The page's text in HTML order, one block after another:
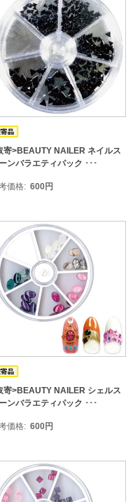
寄>BEAUTY NAILER ネイルス
ーンバラエティパック ･･･
価格 600円
寄>BEAUTY NAILER シェルス
ーンバラエティパック ･･･
価格 600円